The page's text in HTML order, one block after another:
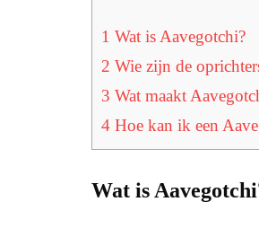
1 Wat is Aavegotchi?
2 Wie zijn de
3 Wat maakt
4 Hoe kan ik een
Wat is